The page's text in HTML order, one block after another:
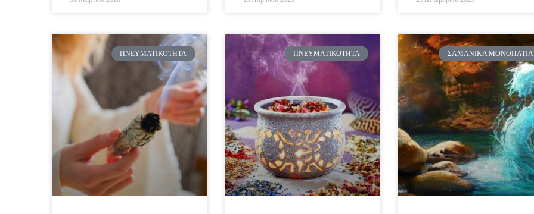
ΠΝΕΥΜΑΤΙΚΌΤΗΤΑ ΠΝΕΥΜΑΤΙΚΌΤΗΤΑ ΣΑΜΑΝΙΚΆ ΜΟΝΟΠΆΤΙΑ